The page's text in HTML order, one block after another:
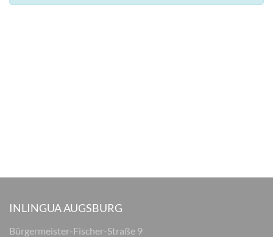
INLINGUA AUGSBURG
Bürgermeister-Fischer-Straße 9